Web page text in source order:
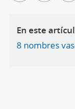
En este
8 nombres